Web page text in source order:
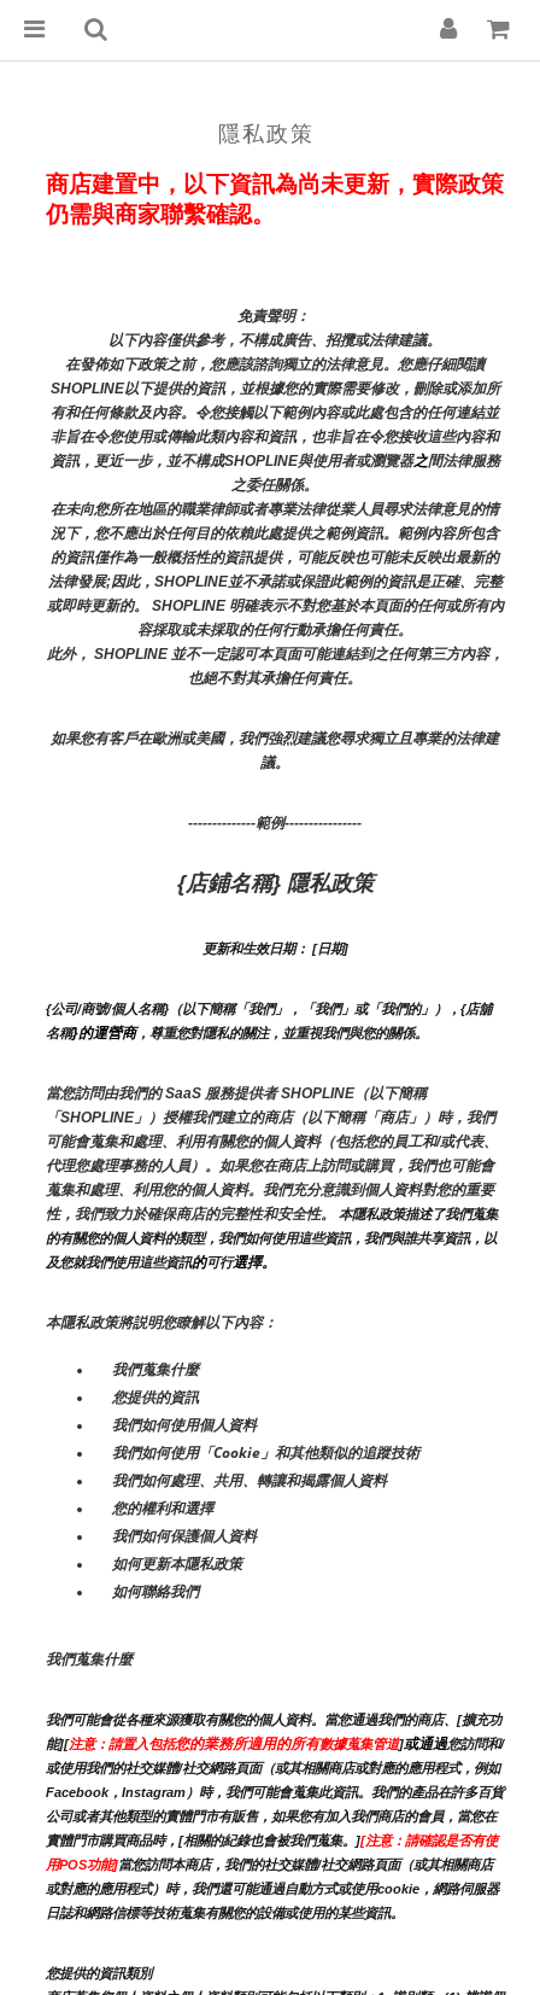
隱私政策
商店建置中，以下資訊為尚未更新，實際政策
仍需與商家聯繫確認。
免責聲明：
以下內容僅供參考，不構成廣告、招攬或法律建議。
在發佈如下政策之前，您應該諮詢獨立的法律意見。您應仔細閱讀
SHOPLINE以下提供的資訊，並根據您的實際需要修改，刪除或添加所
有和任何條款及內容。令您接觸以下範例內容或此處包含的任何連結並
非旨在令您使用或傳輸此類內容和資訊，也非旨在令您接收這些內容和
資訊，更近一步，並不構成SHOPLINE與使用者或瀏覽器之間法律服務
之委任關係。
在未向您所在地區的職業律師或者專業法律從業人員尋求法律意見的情
況下，您不應出於任何目的依賴此處提供之範例資訊。範例內容所包含
的資訊僅作為一般概括性的資訊提供，可能反映也可能未反映出最新的
法律發展;因此，SHOPLINE並不承諾或保證此範例的資訊是正確、完整
或即時更新的。 SHOPLINE 明確表示不對您基於本頁面的任何或所有內
容採取或未採取的任何行動承擔任何責任。
此外， SHOPLINE 並不一定認可本頁面可能連結到之任何第三方內容，
也絕不對其承擔任何責任。
如果您有客戶在歐洲或美國，我們強烈建議您尋求獨立且專業的法律建
議。
--------------範例----------------
{店鋪名稱} 隱私政策
更新和生效日期： [日期]
{公司/商號/個人名稱}（以下簡稱「我們」，「我們」或「我們的」），{店舖
名稱}的運營商，尊重您對隱私的關注，並重視我們與您的關係。
當您訪問由我們的 SaaS 服務提供者 SHOPLINE（以下簡稱
「SHOPLINE」）授權我們建立的商店（以下簡稱「商店」）時，我們
可能會蒐集和處理、利用有關您的個人資料（包括您的員工和/或代表、
代理您處理事務的人員）。如果您在商店上訪問或購買，我們也可能會
蒐集和處理、利用您的個人資料。我們充分意識到個人資料對您的重要
性，我們致力於確保商店的完整性和安全性。
本隱私政策描述了我們蒐集
的有關您的個人資料的類型，我們如何使用這些資訊，我們與誰共享資訊，以
及您就我們使用這些資訊的可行選擇。
本隱私政策將説明您瞭解以下內容：
我們蒐集什麼
您提供的資訊
我們如何使用個人資料
我們如何使用「Cookie」和其他類似的追蹤技術
我們如何處理、共用、轉讓和揭露個人資料
您的權利和選擇
我們如何保護個人資料
如何更新本隱私政策
如何聯絡我們
我們蒐集什麼
我們可能會從各種來源獲取有關您的個人資料。當您通過我們的商店、[擴充功
能][注意：請置入包括您的業務所適用的所有數據蒐集管道]或通過您訪問和/
或使用我們的社交媒體/社交網路頁面（或其相關商店或對應的應用程式，例如
Facebook，Instagram）時，我們可能會蒐集此資訊。我們的產品在許多百貨
公司或者其他類型的實體門市有販售，如果您有加入我們商店的會員，當您在
實體門市購買商品時，[相關的紀錄也會被我們蒐集。][注意：請確認是否有使
用POS功能]當您訪問本商店，我們的社交媒體/社交網路頁面（或其相關商店
或對應的應用程式）時，我們還可能通過自動方式或使用cookie，網路伺服器
日誌和網路信標等技術蒐集有關您的設備或使用的某些資訊。
您提供的資訊類別